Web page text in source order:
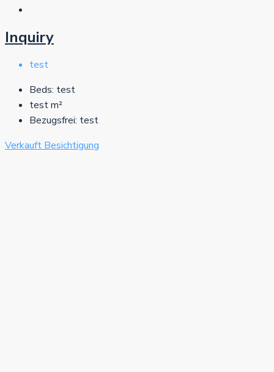
Inquiry
test
Beds: test
testm²
Bezugsfrei: test
Verkauft Besichtigung